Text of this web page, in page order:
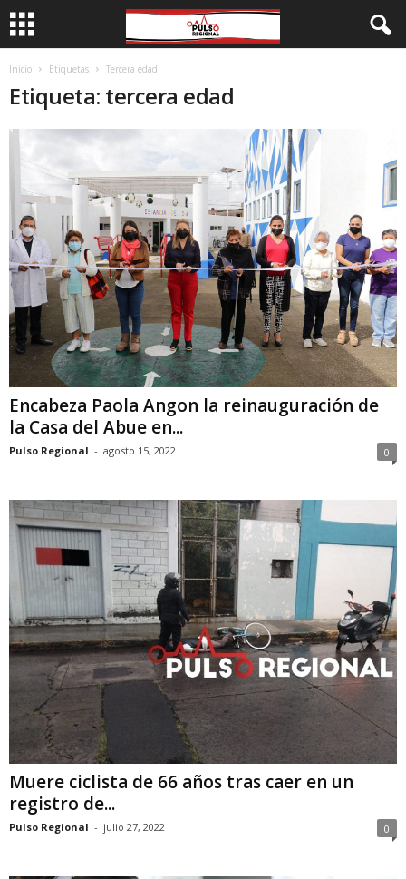
Inicio Etiquetas Tercera edad
Etiqueta: tercera edad
Encabeza Paola Angon la reinauguración de
la Casa del Abue en...
Pulso Regional - agosto 15, 2022 0
Muere ciclista de 66 años tras caer en un
registro de...
Pulso Regional - julio 27, 2022 0